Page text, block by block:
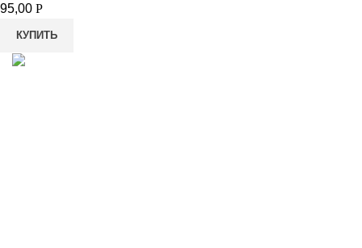
95,00 Р
КУПИТЬ